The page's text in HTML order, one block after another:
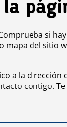
la
si hay
mapa del sitio
a la dirección
contigo. Te